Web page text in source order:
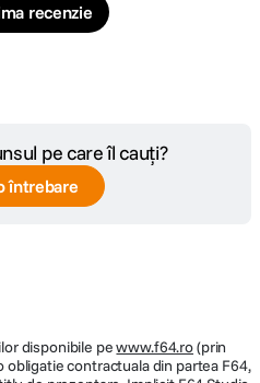
recenzie
pe care îl cauți?
întrebare
disponibile pewww.f64.ro(prin
obligatie contractuala din partea F64,